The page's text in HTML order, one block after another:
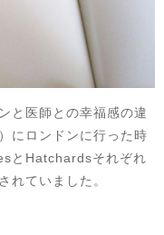
と医師との幸福感の違
にロンドンに行った時
とHatchardsそれぞれ
れていました。